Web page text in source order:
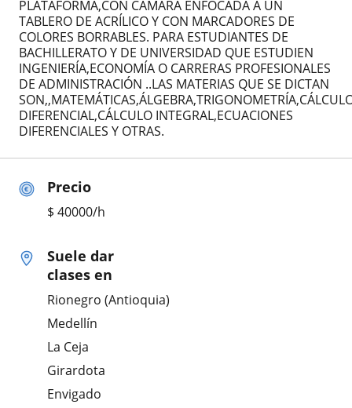
Precio
$ 40000/h
Suele dar
clases en
Rionegro (Antioquia)
Medellín
La Ceja
Girardota
Envigado
PLATAFORMA,CON CÁMARA ENFOCADA A UN
TABLERO DE ACRÍLICO Y CON MARCADORES DE
COLORES BORRABLES. PARA ESTUDIANTES DE
BACHILLERATO Y DE UNIVERSIDAD QUE ESTUDIEN
INGENIERÍA,ECONOMÍA O CARRERAS PROFESIONALES
DE ADMINISTRACIÓN ..LAS MATERIAS QUE SE DICTAN
DIFERENCIAL,CÁLCULO INTEGRAL,ECUACIONES
DIFERENCIALES Y OTRAS.